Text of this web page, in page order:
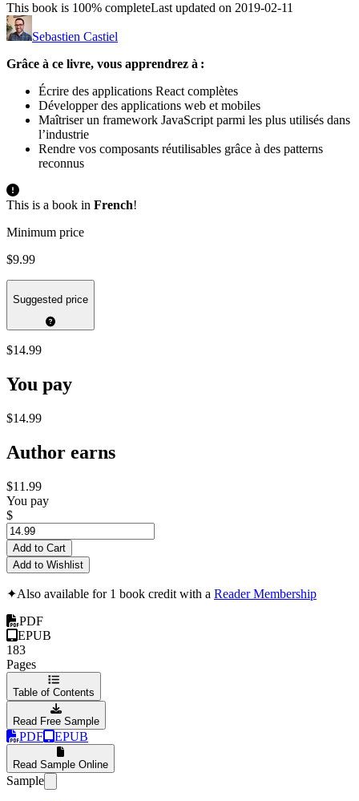
This book is 100% completeLast updated on 2019-02-11
Sebastien Castiel
Grâce à ce livre, vous apprendrez à :
Écrire des applications React complètes
Développer des applications web et mobiles
Maîtriser un framework JavaScript parmi les plus utilisés dans
l’industrie
Rendre vos composants réutilisables grâce à des patterns
reconnus
This is a book in French!
Minimum price
$9.99
Suggested price
$14.99
You pay
$14.99
Author earns
$11.99
You pay
$
Add to Cart
Add to Wishlist
✦Also available for 1 book credit with a Reader Membership
PDF
EPUB
183
Pages
Table of Contents
Read Free Sample
PDF EPUB
Read Sample Online
Sample